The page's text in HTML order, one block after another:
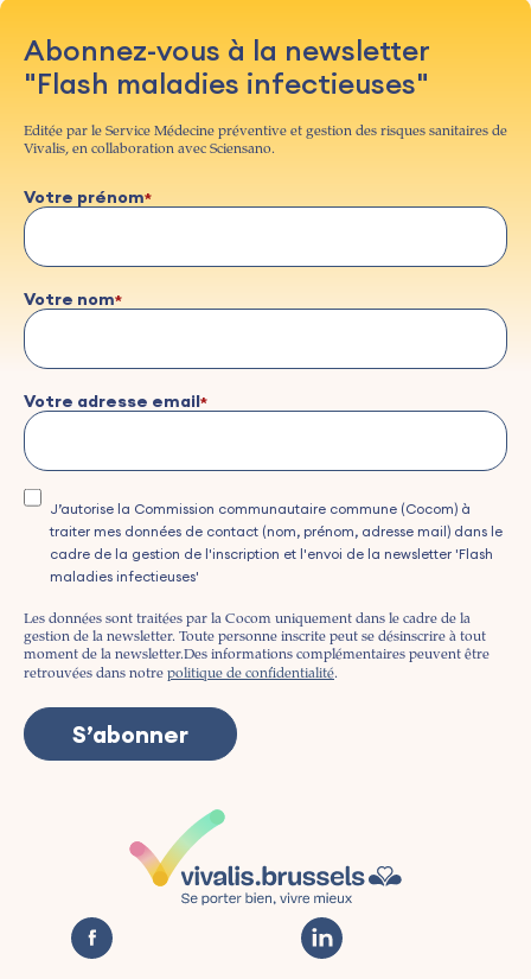
Abonnez-vous à la newsletter
"Flash maladies infectieuses"
Editée par le Service Médecine préventive et gestion des risques sanitaires de
Vivalis, en collaboration avec Sciensano.
Votre prénom
Votre nom
Votre adresse email
J’autorise la Commission communautaire commune (Cocom) à
traiter mes données de contact (nom, prénom, adresse mail) dans le
cadre de la gestion de l'inscription et l'envoi de la newsletter 'Flash
maladies infectieuses'
Les données sont traitées par la Cocom uniquement dans le cadre de la
gestion de la newsletter. Toute personne inscrite peut se désinscrire à tout
moment de la newsletter.Des informations complémentaires peuvent être
retrouvées dans notre politique de confidentialité.